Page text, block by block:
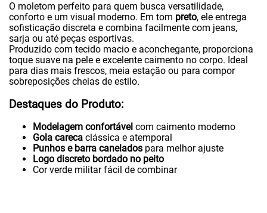
O moletom perfeito para quem busca versatilidade,
conforto e um visual moderno. Em tom preto, ele entrega
sofisticação discreta e combina facilmente com jeans,
sarja ou até peças esportivas.
Produzido com tecido macio e aconchegante, proporciona
toque suave na pele e excelente caimento no corpo. Ideal
para dias mais frescos, meia estação ou para compor
sobreposições cheias de estilo.
Destaques do Produto:
Modelagem confortável com caimento moderno
Gola careca clássica e atemporal
Punhos e barra canelados para melhor ajuste
Logo discreto bordado no peito
Cor verde militar fácil de combinar